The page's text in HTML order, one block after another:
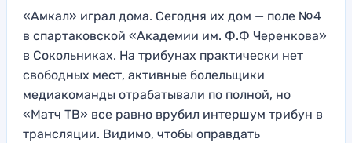
«Амкал» играл дома. Сегодня их дом — поле №4
в спартаковской «Академии им. Ф.Ф Черенкова»
в Сокольниках. На трибунах практически нет
свободных мест, активные болельщики
медиакоманды отрабатывали по полной, но
«Матч ТВ» все равно врубил интершум трибун в
трансляции. Видимо, чтобы оправдать